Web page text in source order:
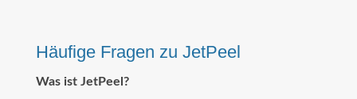
Häufige Fragen zu JetPeel
Was ist JetPeel?